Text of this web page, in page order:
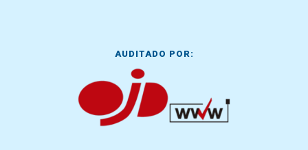
AUDITADO POR: